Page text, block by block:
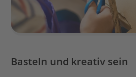
Basteln und kreativ sein